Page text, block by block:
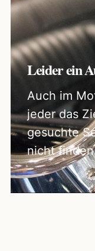
Leider ein
Auch im
jeder das
gesuchte
nicht